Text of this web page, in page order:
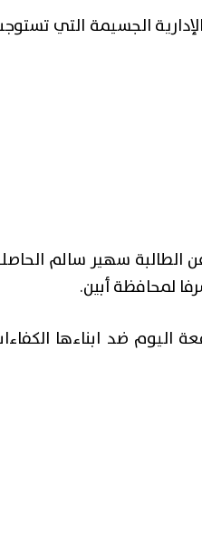
الجسيمة التي
الطالبة سهير سالم
اليوم ضد ابناءها